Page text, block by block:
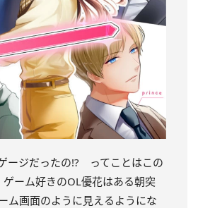
ージだったの!? ってことはこの
ーム好きのOL優花はある朝突
ム画面のように見えるようにな